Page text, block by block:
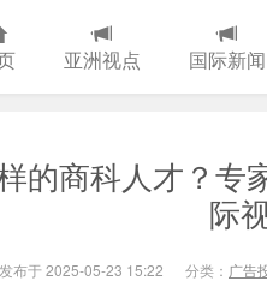
亚洲视点 国际新闻
的商科人才？专
际
发布于 2025-05-23 15:22 分类： 广告